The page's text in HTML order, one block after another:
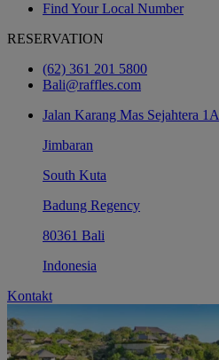
Find Your Local Number
RESERVATION
(62) 361 201 5800
Bali@raffles.com
Jalan Karang Mas Sejahtera 1A
Jimbaran
South Kuta
Badung Regency
80361 Bali
Indonesia
Kontakt